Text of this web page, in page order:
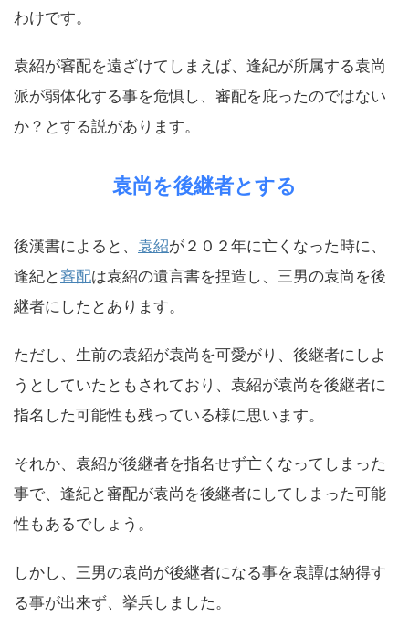
わけです。
袁紹が審配を遠ざけてしまえば、逢紀が所属する袁尚
派が弱体化する事を危惧し、審配を庇ったのではない
か？とする説があります。
袁尚を後継者とする
後漢書によると、 袁紹が２０２年に亡くなった時に、
逢紀と審配は袁紹の遺言書を捏造し、三男の袁尚を後
継者にしたとあります。
ただし、生前の袁紹が袁尚を可愛がり、後継者にしよ
うとしていたともされており、袁紹が袁尚を後継者に
指名した可能性も残っている様に思います。
それか、袁紹が後継者を指名せず亡くなってしまった
事で、逢紀と審配が袁尚を後継者にしてしまった可能
性もあるでしょう。
しかし、三男の袁尚が後継者になる事を袁譚は納得す
る事が出来ず、挙兵しました。